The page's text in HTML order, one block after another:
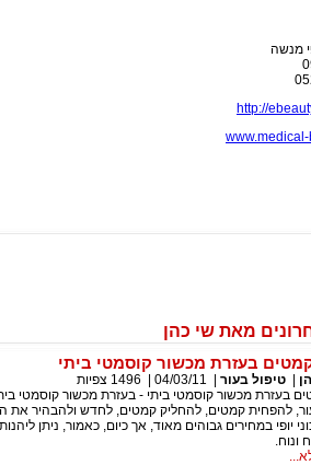
http://
www.medical-
מאת שי כהן
בעזרת מכשור קוסמטי ביתי
טיפול בעור 04/03/11
1496 צפיות
בעזרת מכשור קוסמטי ביתי - בעזרת מכשור קוסמטי
להפחית קמטים, להחליק קמטים, לחדש ולהבהיר את
יופי במחירים גבוהים מאוד, אך כיום, כאמור, ניתן
ונוח.